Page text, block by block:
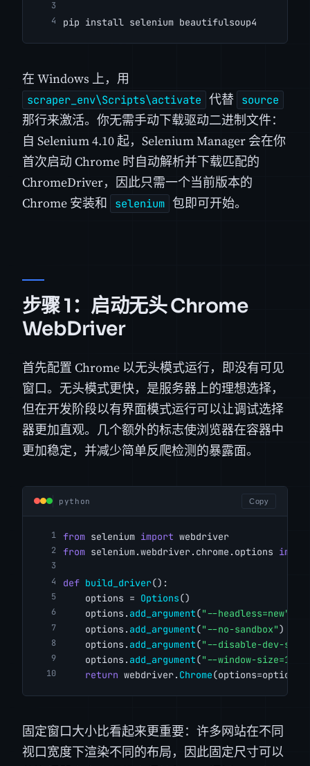
pip install selenium beautifulsoup4
在 Windows 上，用
scraper_env\Scripts\activate 代替 source
那行来激活。你无需手动下载驱动二进制文件：
自 Selenium 4.10 起，Selenium Manager 会在你
首次启动 Chrome 时自动解析并下载匹配的
ChromeDriver，因此只需一个当前版本的
Chrome 安装和
selenium 包即可开始。
步骤 1：启动无头 Chrome
WebDriver
首先配置 Chrome 以无头模式运行，即没有可见
窗口。无头模式更快，是服务器上的理想选择，
但在开发阶段以有界面模式运行可以让调试选择
器更加直观。几个额外的标志使浏览器在容器中
更加稳定，并减少简单反爬检测的暴露面。
python Copy
from selenium import webdriver
from selenium.webdriver.chrome.options
def build_driver():
    options =
Options()
    options.
add_argument("--headless=new"
    options.
add_argument("--no-sandbox")
    options.
add_argument("--disable-dev-shm-
    options.
add_argument("--window-
return webdriver. Chrome(options=options)
固定窗口大小比看起来更重要：许多网站在不同
视口宽度下渲染不同的布局，因此固定尺寸可以